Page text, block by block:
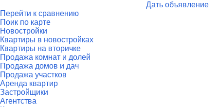
Дать объявление
Перейти к сравнению
Поик по карте
Новостройки
Квартиры в новостройках
Квартиры на вторичке
Продажа комнат и долей
Продажа домов и дач
Продажа участков
Аренда квартир
Застройщики
Агентства